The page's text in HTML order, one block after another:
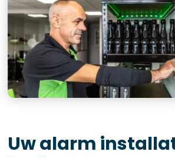
Uw alarm